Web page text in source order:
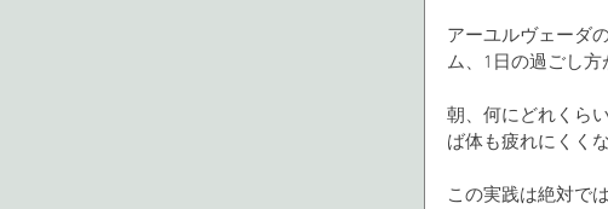
アーユルヴェーダ
ム、1日の過ごし方
朝、何にどれくら
ば体も疲れにくく
この実践は絶対で